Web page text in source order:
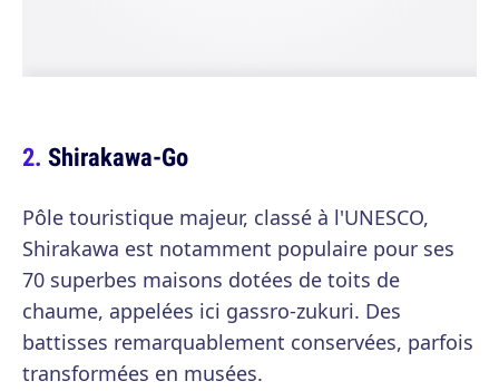
Shirakawa-Go
Pôle touristique majeur, classé à l'UNESCO,
Shirakawa est notamment populaire pour ses
70 superbes maisons dotées de toits de
chaume, appelées ici gassro-zukuri. Des
battisses remarquablement conservées, parfois
transformées en musées.